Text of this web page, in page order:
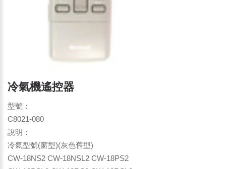
冷氣機遙控器
型號：
C8021-080
說明：
冷氣型號(窗型)(灰色舊型)
CW-18NS2 CW-18NSL2 CW-18PS2